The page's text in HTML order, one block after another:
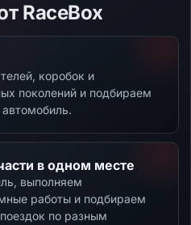
RaceBox
коробок и
поколений и подбираем
в одном месте
выполняем
работы и подбираем
по разным